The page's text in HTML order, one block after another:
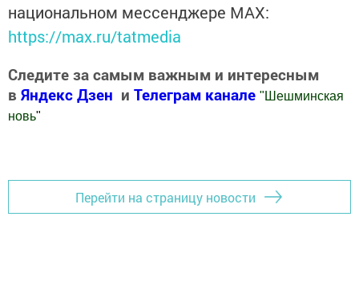
национальном мессенджере MАХ:
https://max.ru/tatmedia
Следите за самым важным и интересным
в Яндекс Дзен и Телеграм канале " Шешминская
новь"
Перейти на страницу новости